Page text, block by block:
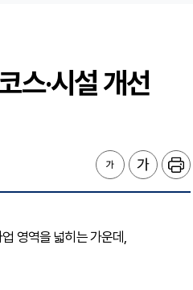
스·시설 개선
영역을 넓히는 가운데,